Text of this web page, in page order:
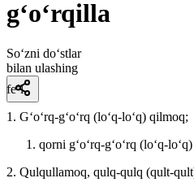
g‘o‘rqilla
So‘zni do‘stlar
bilan ulashing
fe’l
1. Gʻoʻrq-gʻoʻrq (loʻq-loʻq) qilmoq;
qorni gʻoʻrq-gʻoʻrq (loʻq-
2. Qulqullamoq, qulq-qulq (qult-